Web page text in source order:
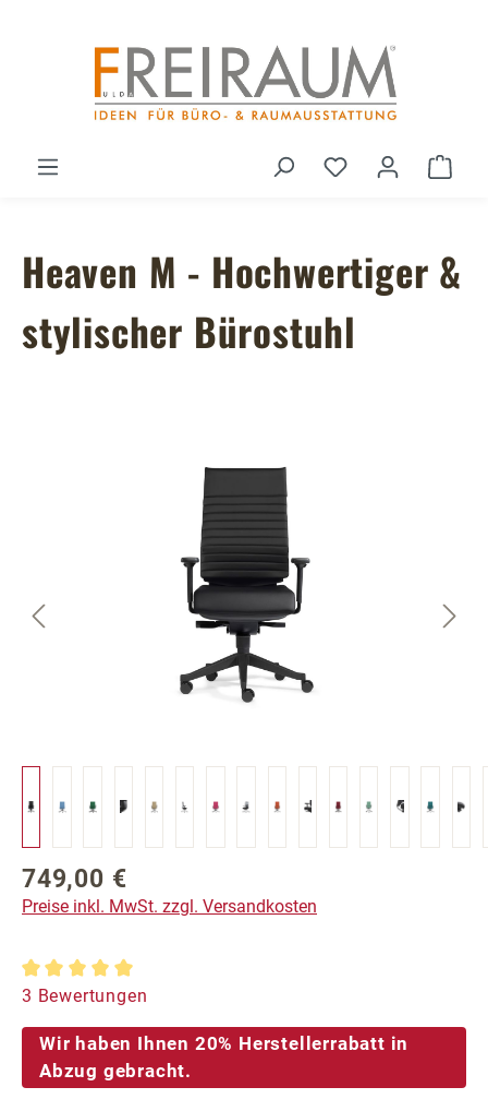
Du hast 0
Heaven M - Hochwertiger &
stylischer Bürostuhl
Bildergalerie überspringen
Regulärer Preis:
749,00 €
Preise inkl. MwSt. zzgl. Versandkosten
Durchschnittliche Bewertung von 5 von 5 Sternen
3 Bewertungen
Wir haben Ihnen 20% Herstellerrabatt in
Abzug gebracht.